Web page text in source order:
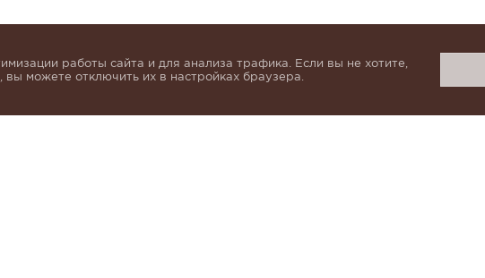
работы сайта и для анализа трафика. Если вы не хотите,
можете отключить их в настройках браузера.